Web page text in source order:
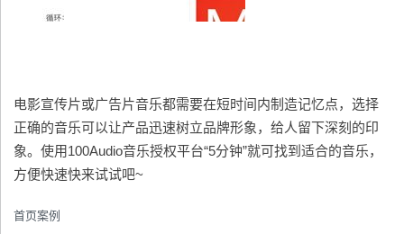
电影宣传片或广告片音乐都需要在短时间内制造记忆点，选择
正确的音乐可以让产品迅速树立品牌形象，给人留下深刻的印
象。使用100Audio音乐授权平台“5分钟”就可找到适合的音乐，
方便快速快来试试吧~
首页案例